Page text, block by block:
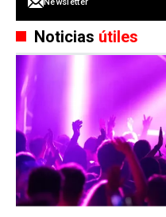
Noticias útiles